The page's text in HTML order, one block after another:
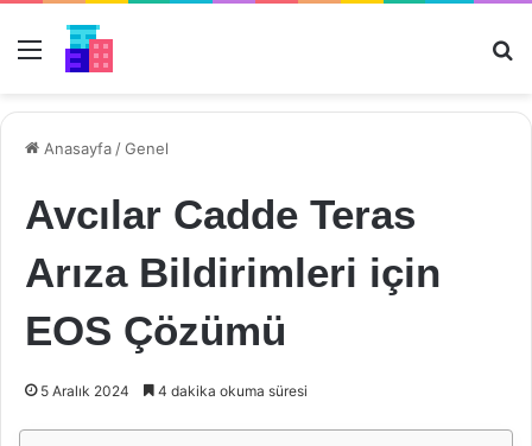
Menü
Anasayfa /Genel
Avcılar Cadde Teras
Arıza Bildirimleri için
EOS Çözümü
5 Aralık 2024 4 dakika okuma süresi